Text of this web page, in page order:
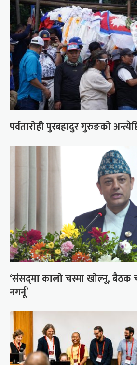
पर्वतारोही पुरबहादुर गुरुङको
‘संसद्‍मा कालो चस्मा खोल्नू, बैठक
नगर्नू’